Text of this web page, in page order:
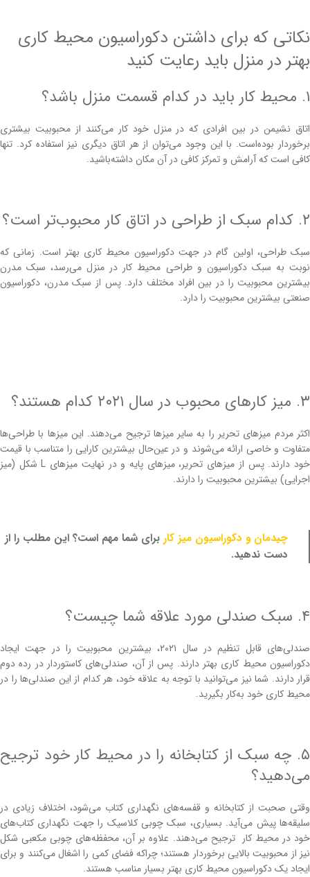
نکاتی که برای داشتن دکوراسیون محیط کاری
بهتر در منزل باید رعایت کنید
۱. محیط کار باید در کدام قسمت منزل باشد؟
اتاق نشیمن در بین افرادی که در منزل خود کار می‌کنند از محبوبیت بیشتری
برخوردار بوده‌است. با این وجود می‌توان از هر اتاق دیگری نیز استفاده کرد. تنها
کافی است که آرامش و تمرکز کافی در آن مکان داشته‌باشید.
۲. کدام سبک از طراحی در اتاق کار محبوب‌تر است؟
سبک طراحی، اولین گام در جهت دکوراسیون محیط کاری بهتر است. زمانی که
نوبت به‌ سبک دکوراسیون و طراحی محیط‌ کار در منزل می‌رسد، سبک مدرن
بیشترین محبوبیت را در بین افراد مختلف دارد. پس از سبک مدرن، دکوراسیون
صنعتی بیشترین محبوبیت را دارد.
۳. میز کار‌های محبوب در سال ۲۰۲۱ کدام هستند؟
اکثر مردم میزهای تحریر را به ‌سایر میز‌ها ترجیح می‌دهند. این میزها با طراحی‌ها
متفاوت و خاصی ارائه می‌شوند و در عین‌حال بیشترین کارایی را متناسب با قیمت
خود دارند. پس از میزهای تحریر، میزهای پایه و در نهایت میزهای L شکل (میز
اجرایی) بیشترین محبوبیت را دارند.
چیدمان و دکوراسیون میز کار برای شما مهم است؟ این مطلب را از
دست ندهید.
۴. سبک صندلی مورد علاقه شما چیست؟
صندلی‌های قابل تنظیم در سال ۲۰۲۱، بیشترین محبوبیت را در جهت ایجاد
دکوراسیون محیط کاری بهتر دارند. پس از آن‌، صندلی‌های کاستوردار در رده دوم
قرار دارند. شما نیز می‌توانید با توجه به علاقه خود، هر کدام از این صندلی‌ها را در
محیط کاری خود به‌کار بگیرید.
۵. چه سبک از کتابخانه را در محیط‌ کار خود ترجیح
می‌دهید؟
وقتی صحبت از کتابخانه و قفسه‌های نگهداری کتاب می‌شود، اختلاف زیادی در
سلیقه‌ها پیش می‌آید. بسیاری، سبک چوبی کلاسیک را جهت نگهداری کتاب‌های
خود در محیط کار ترجیح می‌دهند. علاوه بر آن، محفظه‌های چوبی مکعبی‌ شکل
نیز از محبوبیت بالایی برخوردار هستند؛ چراکه فضای کمی را اشغال می‌کنند و برای
ایجاد یک دکوراسیون محیط کاری بهتر بسیار مناسب هستند.